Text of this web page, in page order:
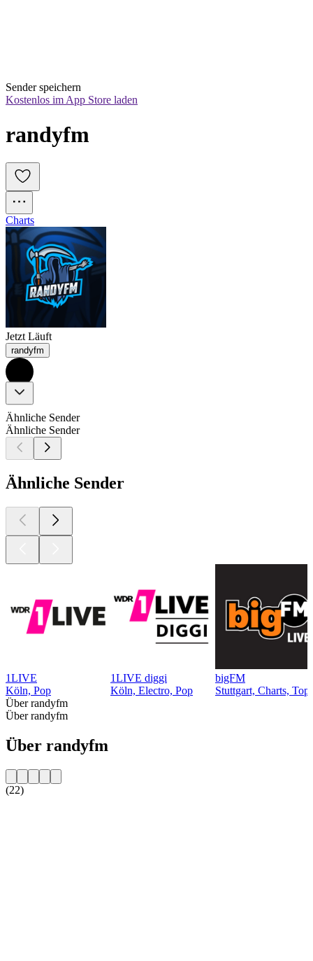
Sender speichern
Kostenlos im App Store laden
randyfm
Charts
Jetzt Läuft
randyfm
Ähnliche Sender
Ähnliche Sender
Ähnliche Sender
1LIVE
Köln, Pop
1LIVE diggi
Köln, Electro, Pop
bigFM
Stuttgart, Charts,
Über randyfm
Über randyfm
Über randyfm
(22)